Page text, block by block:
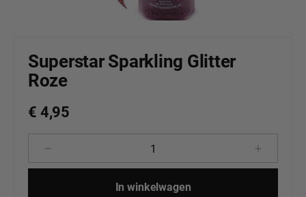
Superstar Sparkling Glitter
Roze
€ 4,95
Producthoeveelheid: Voer de
In winkelwagen